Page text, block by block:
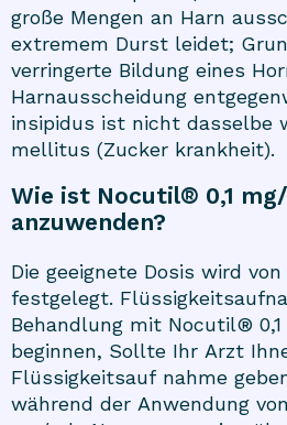
große Mengen an Harn
extremem Durst leidet;
verringerte Bildung eines
Harnausscheidung
insipidus ist nicht dasselbe
mellitus (Zucker krankheit).
Wie ist Nocutil® 0,1
anzuwenden?
Die geeignete Dosis wird
festgelegt.
Behandlung mit Nocutil®
beginnen, Sollte Ihr Arzt
Flüssigkeitsauf nahme
während der Anwendung